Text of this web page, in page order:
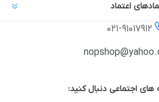
اعتماد
021-91017912
های اجتماعی دنبال کنید: